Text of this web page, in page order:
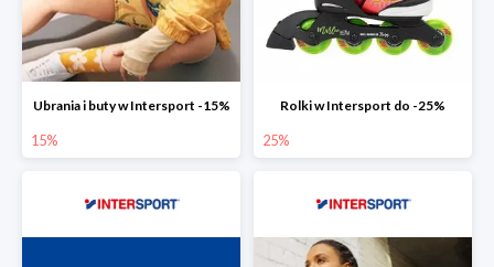
Ubrania i buty w Intersport -15%
15%
Rolki w Intersport do -25%
25%